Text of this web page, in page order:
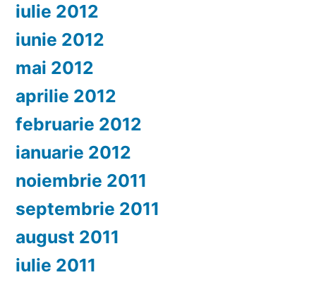
iulie 2012
iunie 2012
mai 2012
aprilie 2012
februarie 2012
ianuarie 2012
noiembrie 2011
septembrie 2011
august 2011
iulie 2011